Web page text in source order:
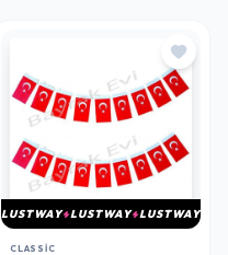
LUSTWAY LUSTWAY LUSTWAY
CLASSIC